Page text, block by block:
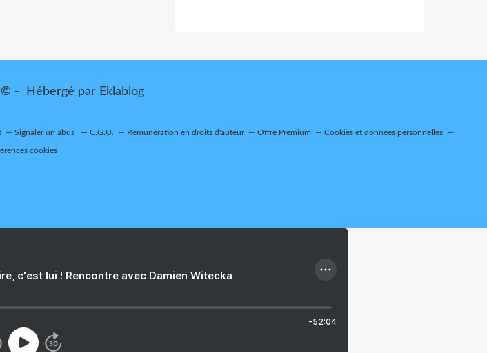
© - Hébergé par Eklablog
Signaler un abus C.G.U. Rémunération en droits d'auteur Offre Premium Cookies et données personnelles
cookies
c'est lui ! Rencontre avec Damien Witecka
-52:04